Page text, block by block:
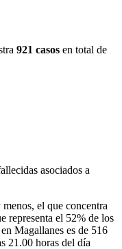
921 casos en total de
asociados a
el que concentra
representa el 52% de los
Magallanes es de 516
21.00 horas del día